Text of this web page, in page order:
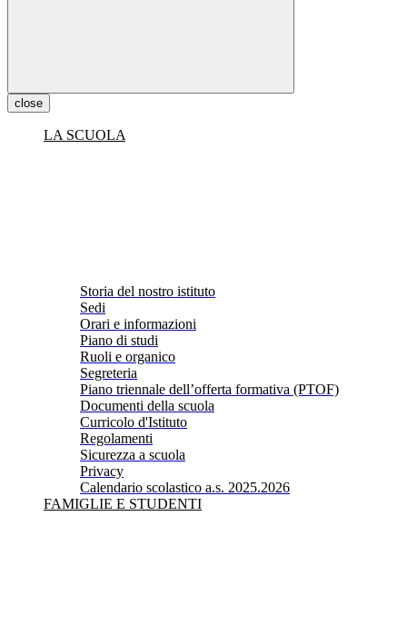
close
LA SCUOLA
Storia del nostro istituto
Sedi
Orari e informazioni
Piano di studi
Ruoli e organico
Segreteria
Piano triennale dell’offerta formativa (PTOF)
Documenti della scuola
Curricolo d'Istituto
Regolamenti
Sicurezza a scuola
Privacy
Calendario scolastico a.s. 2025.2026
FAMIGLIE E STUDENTI